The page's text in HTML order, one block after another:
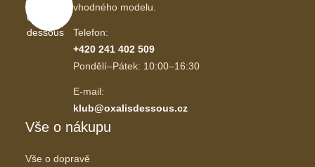
vhodného modelu.
Telefon:
+420 241 402 509
Pondělí–Pátek: 10:00–16:30
E-mail:
klub@oxalisdessous.cz
Vše o nákupu
Vše o dopravě